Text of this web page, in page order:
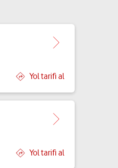
Yol tarifi al
Yol tarifi al